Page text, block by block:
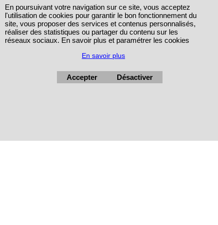
En poursuivant votre navigation sur ce site, vous acceptez
l'utilisation de cookies pour garantir le bon fonctionnement du
site, vous proposer des services et contenus personnalisés,
réaliser des statistiques ou partager du contenu sur les
réseaux sociaux. En savoir plus et paramétrer les cookies
En savoir plus
Accepter Désactiver